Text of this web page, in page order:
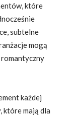
które
subtelne
mogą
romantyczny
każdej
które mają dla